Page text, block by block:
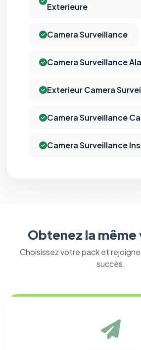
Exterieure
Camera Surveillance
Camera Surveillance
Exterieur Camera
Camera Surveillance
Camera Surveillance
Obtenez la
Choisissez votre pack et
succès.